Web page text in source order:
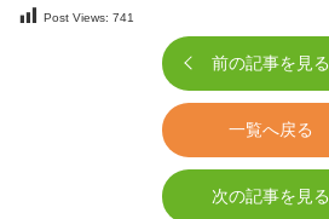
Post Views: 741
前の記事を見る
一覧へ戻る
次の記事を見る